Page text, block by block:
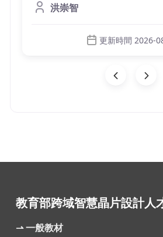
洪崇智
更新時間 2026-
教育部跨域智慧晶片設計人
⇀ 一般教材